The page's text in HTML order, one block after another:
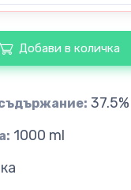
Добави в количка
37.5%
1000 ml